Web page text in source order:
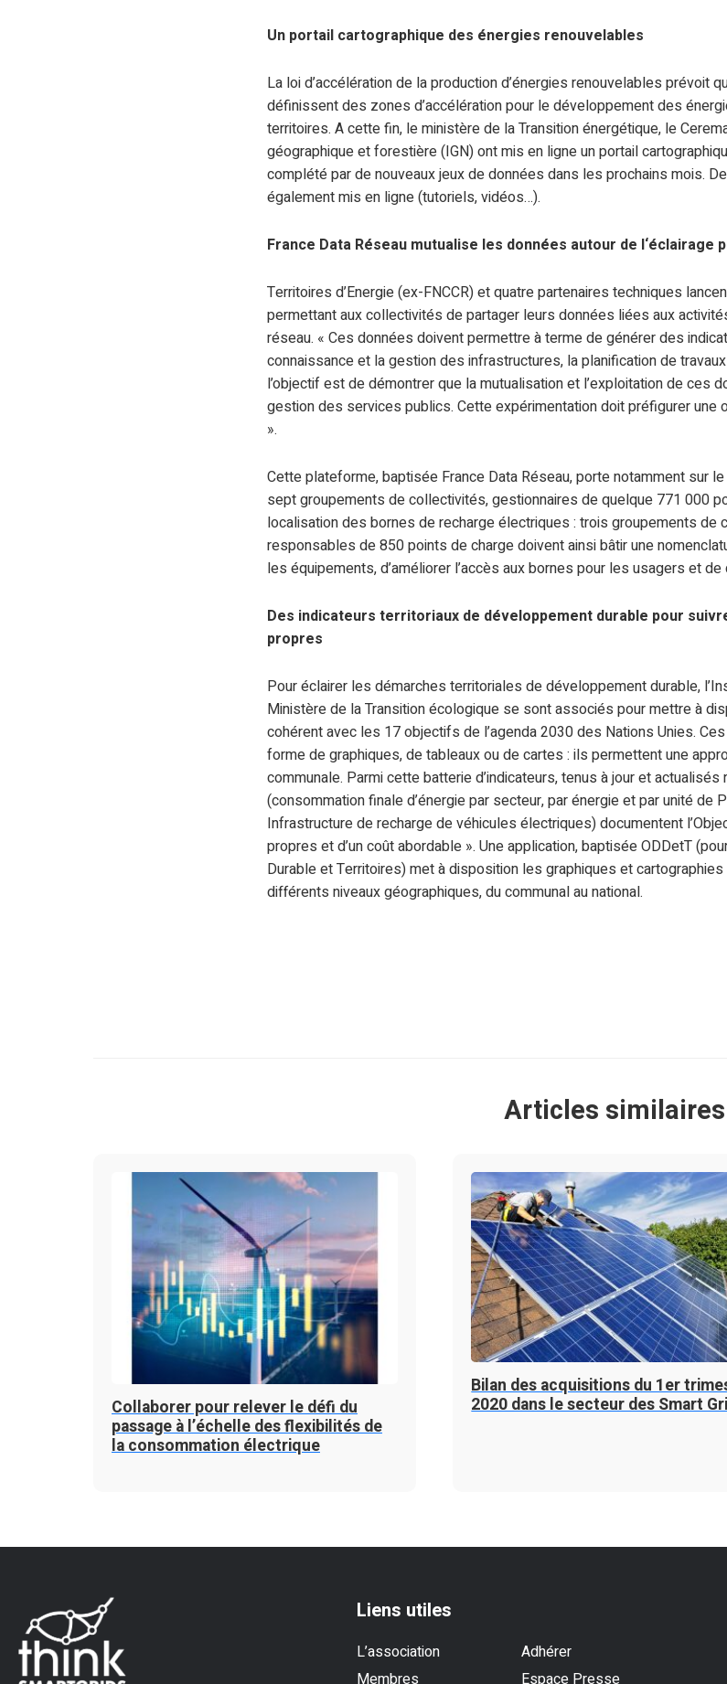
Un portail cartographique des énergies renouvelables
La loi d’accélération de la production d’énergies renouvelables prévoit
définissent des zones d’accélération pour le développement des
territoires. A cette fin, le ministère de la Transition énergétique, le
géographique et forestière (IGN) ont mis en ligne un portail
complété par de nouveaux jeux de données dans les prochains mois.
également mis en ligne (tutoriels, vidéos…).
France Data Réseau mutualise les données autour de l‘éclairage
Territoires d’Energie (ex-FNCCR) et quatre partenaires techniques
permettant aux collectivités de partager leurs données liées aux
réseau. « Ces données doivent permettre à terme de générer des
connaissance et la gestion des infrastructures, la planification de
l’objectif est de démontrer que la mutualisation et l’exploitation de ces
gestion des services publics. Cette expérimentation doit préfigurer une
».
Cette plateforme, baptisée France Data Réseau, porte notamment sur
sept groupements de collectivités, gestionnaires de quelque 771 000
localisation des bornes de recharge électriques : trois groupements de
responsables de 850 points de charge doivent ainsi bâtir une
les équipements, d’améliorer l’accès aux bornes pour les usagers et
Des indicateurs territoriaux de développement durable pour
propres
Pour éclairer les démarches territoriales de développement durable,
Ministère de la Transition écologique se sont associés pour mettre à
cohérent avec les 17 objectifs de l’agenda 2030 des Nations Unies.
forme de graphiques, de tableaux ou de cartes : ils permettent une
communale. Parmi cette batterie d’indicateurs, tenus à jour et
(consommation finale d’énergie par secteur, par énergie et par unité de
Infrastructure de recharge de véhicules électriques) documentent
propres et d’un coût abordable ». Une application, baptisée ODDetT
Durable et Territoires) met à disposition les graphiques et
différents niveaux géographiques, du communal au national.
Articles similaires
Collaborer pour relever le défi du
passage à l’échelle des flexibilités de
la consommation électrique
Bilan des acquisitions du 1er
2020 dans le secteur des Smart
Liens utiles
L’association
Adhérer